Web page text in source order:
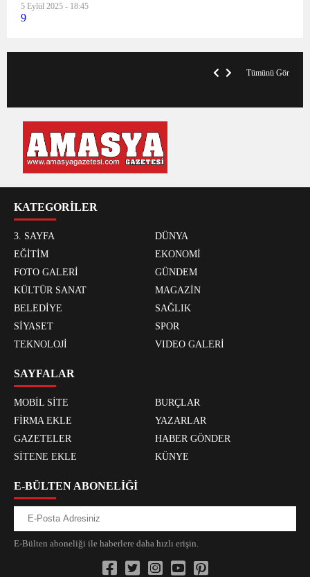
5 Eylül 2025 - 18:45
9
Tümünü Gör
KATEGORİLER
3. SAYFA
DÜNYA
EĞİTİM
EKONOMİ
FOTO GALERİ
GÜNDEM
KÜLTÜR SANAT
MAGAZİN
BELEDİYE
SAĞLIK
SİYASET
SPOR
TEKNOLOJİ
VIDEO GALERİ
SAYFALAR
MOBİL SİTE
BURÇLAR
FİRMA EKLE
YAZARLAR
GAZETELER
HABER GÖNDER
SİTENE EKLE
KÜNYE
E-BÜLTEN ABONELİĞİ
E-Bülten aboneliği ile haberlere daha hızlı erişin.